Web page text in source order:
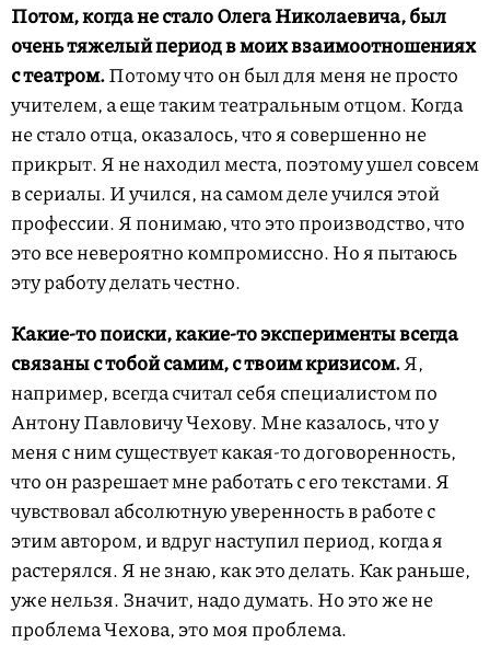
Потом, когда не стало Олега Николаевича, был
очень тяжелый период в моих взаимоотношениях
с театром.Потому что он был для меня не просто
учителем, а еще таким театральным отцом. Когда
не стало отца, оказалось, что я совершенно не
прикрыт. Я не находил места, поэтому ушел совсем
в сериалы. И учился, на самом деле учился этой
профессии. Я понимаю, что это производство, что
это все невероятно компромиссно. Но я пытаюсь
эту работу делать честно.
Какие-то поиски, какие-то эксперименты всегда
связаны с тобой самим, с твоим кризисом.Я,
например, всегда считал себя специалистом по
Антону Павловичу Чехову. Мне казалось, что у
меня с ним существует какая-то договоренность,
что он разрешает мне работать с его текстами. Я
чувствовал абсолютную уверенность в работе с
этим автором, и вдруг наступил период, когда я
растерялся. Я не знаю, как это делать. Как раньше,
уже нельзя. Значит, надо думать. Но это же не
проблема Чехова, это моя проблема.